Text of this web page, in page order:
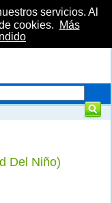
Del Niño)
servicios. Al
cookies.
Más